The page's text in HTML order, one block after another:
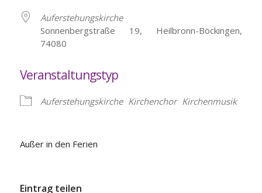
Auferstehungskirche
Sonnenbergstraße 19, Heilbronn-Böckingen,
74080
Veranstaltungstyp
Auferstehungskirche Kirchenchor Kirchenmusik
Außer in den Ferien
Eintrag teilen